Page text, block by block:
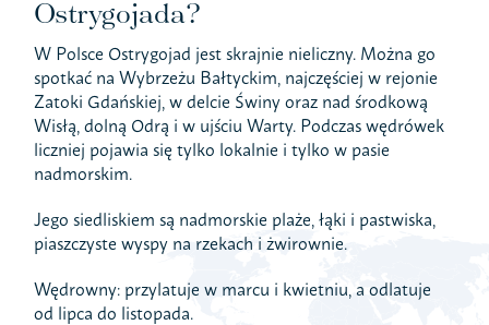
Ostrygojada?
W Polsce Ostrygojad jest skrajnie nieliczny. Można go
spotkać na Wybrzeżu Bałtyckim, najczęściej w rejonie
Zatoki Gdańskiej, w delcie Świny oraz nad środkową
Wisłą, dolną Odrą i w ujściu Warty. Podczas wędrówek
liczniej pojawia się tylko lokalnie i tylko w pasie
nadmorskim.
Jego siedliskiem są nadmorskie plaże, łąki i pastwiska,
piaszczyste wyspy na rzekach i żwirownie.
Wędrowny: przylatuje w marcu i kwietniu, a odlatuje
od lipca do listopada.